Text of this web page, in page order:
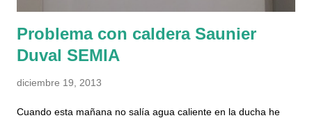
i
o
Problema con caldera Saunier
Duval SEMIA
diciembre 19, 2013
Cuando esta mañana no salía agua caliente en la ducha he